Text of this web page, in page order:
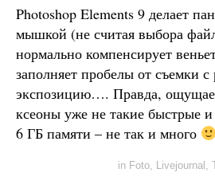
Photoshop Elements 9 делает
мышкой (не считая выбора
нормально компенсирует
заполняет пробелы от съемки с
экспозицию…. Правда,
ксеоны уже не такие быстрые
6 ГБ памяти – не так и много
in Foto, Livejournal ,